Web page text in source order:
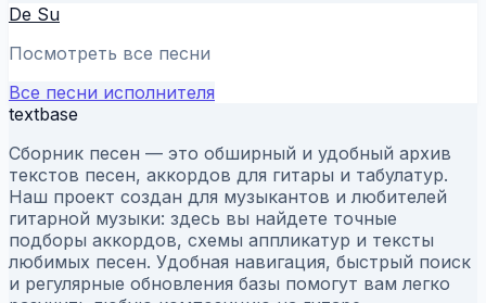
De Su
Посмотреть все песни
Все песни исполнителя
textbase
Сборник песен — это обширный и удобный архив
текстов песен, аккордов для гитары и табулатур.
Наш проект создан для музыкантов и любителей
гитарной музыки: здесь вы найдете точные
подборы аккордов, схемы аппликатур и тексты
любимых песен. Удобная навигация, быстрый поиск
и регулярные обновления базы помогут вам легко